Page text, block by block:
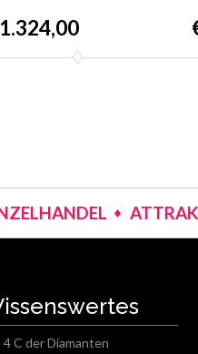
4 C der Diamanten